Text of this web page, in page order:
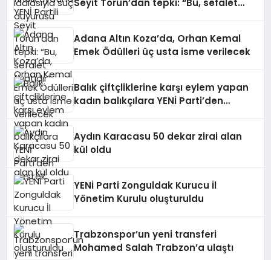
Adana Altın Koza’da, Orhan Kemal
Emek Ödülleri üç usta isme verilecek
Balık çiftçliklerine karşı eylem yapan
kadın balıkçılara YENİ Parti’den
Aydın Karacasu 50 dekar zirai alan
kül oldu
YENİ Parti Zonguldak Kurucu İl
Yönetim Kurulu oluşturuldu
Trabzonspor’un yeni transferi
Mohamed Salah Trabzon’a ulaştı